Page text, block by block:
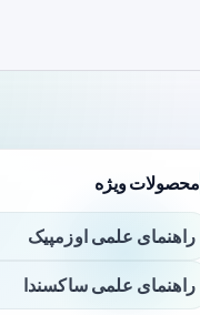
محصولات ویژه
راهنمای علمی اوزمپیک
راهنمای علمی ساکسندا